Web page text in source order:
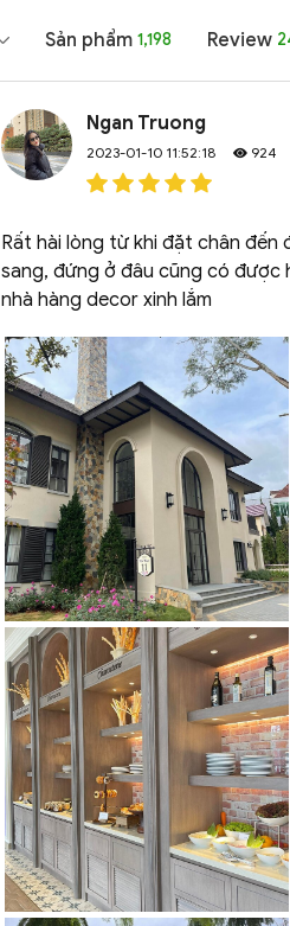
Sản phẩm 1,198 Review
Ngan Truong
2023-01-10 11:52:18 924
Rất hài lòng từ khi đặt chân đến
sang, đứng ở đâu cũng có được
nhà hàng decor xinh lắm